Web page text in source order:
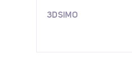
3DSIMO